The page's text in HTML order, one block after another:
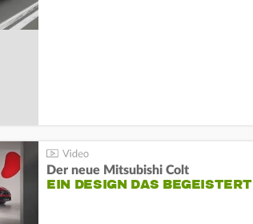
Der neue Mitsubishi Colt
EIN DESIGN DAS BEGEISTERT